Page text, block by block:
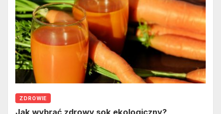
ZDROWIE
Jak wybrać zdrowy sok ekologiczny?